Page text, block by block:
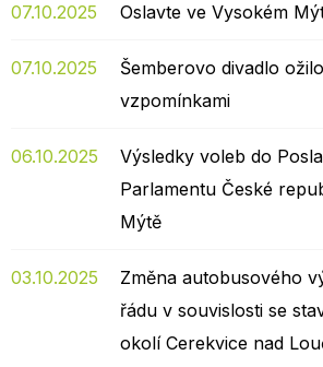
07.10.2025 Oslavte ve Vysokém
07.10.2025
Šemberovo divadlo
vzpomínkami
06.10.2025
Výsledky voleb do
Parlamentu České
Mýtě
03.10.2025
Změna autobusového
řádu v souvislosti se
okolí Cerekvice nad